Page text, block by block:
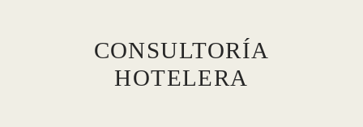
CONSULTORÍA
HOTELERA